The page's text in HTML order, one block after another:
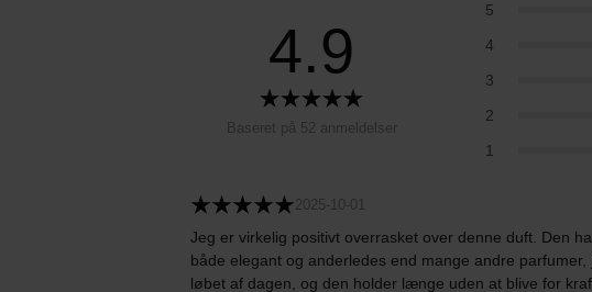
4.9
Baseret på 52 anmeldelser
5
4
3
2
1
2025-10-01
Jeg er virkelig positivt overrasket over denne duft. Den
både elegant og anderledes end mange andre
løbet af dagen, og den holder længe uden at blive for